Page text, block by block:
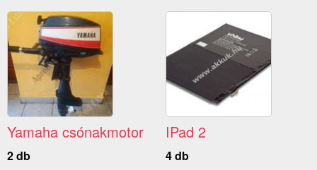
Yamaha csónakmotor
2 db
IPad 2
4 db